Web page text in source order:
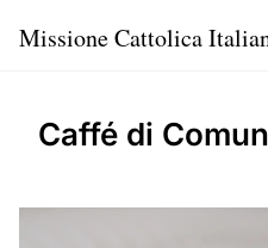
Missione Cattolica
Caffé di